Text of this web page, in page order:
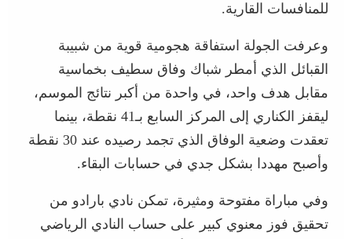
للمنافسات القارية.
وعرفت الجولة استفاقة هجومية قوية من شبيبة
القبائل الذي أمطر شباك وفاق سطيف بخماسية
مقابل هدف واحد، في واحدة من أكبر نتائج الموسم،
ليقفز الكناري إلى المركز السابع بـ41 نقطة، بينما
تعقدت وضعية الوفاق الذي تجمد رصيده عند 30 نقطة
وأصبح مهددا بشكل جدي في حسابات البقاء.
وفي مباراة مفتوحة ومثيرة، تمكن نادي بارادو من
تحقيق فوز معنوي كبير على حساب النادي الرياضي